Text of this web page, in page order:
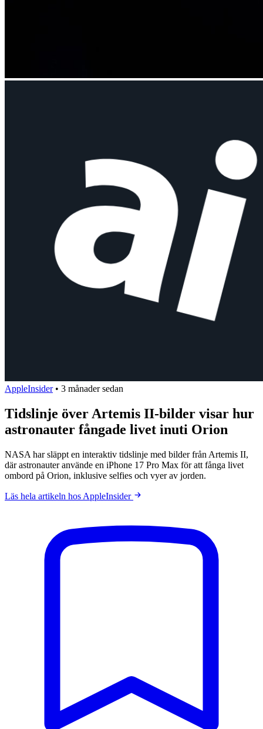
AppleInsider • 3 månader sedan
Tidslinje över Artemis II-bilder visar hur
astronauter fångade livet inuti Orion
NASA har släppt en interaktiv tidslinje med bilder från Artemis II,
där astronauter använde en iPhone 17 Pro Max för att fånga livet
ombord på Orion, inklusive selfies och vyer av jorden.
Läs hela artikeln hos AppleInsider